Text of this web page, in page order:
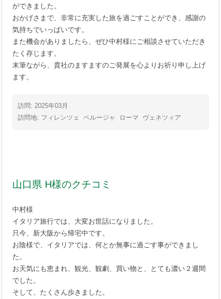
ができました。
おかげさまで、非常に充実した旅を過ごすことができ、感謝の
気持ちでいっぱいです。
また機会がありましたら、ぜひ中村様にご相談させていただき
たく存じます。
末筆ながら、貴社のますますのご発展を心よりお祈り申し上げ
ます。
訪問: 2025年03月
訪問地: フィレンツェ ペルージャ ローマ ヴェネツィア
山口県 H様のクチコミ
中村様
イタリア旅行では、大変お世話になりました。
只今、新大阪から帰宅中です。
お陰様で、イタリアでは、何とか無事に過ごす事ができまし
た。
お天気にも恵まれ、観光、観劇、買い物と、とても濃い２週間
でした。
そして、たくさん歩きました。